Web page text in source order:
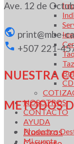
NOSOTROS
CONTACTO
AYUDA
Productos
Mi cuenta
Ave. 12 de
print@mbe-
+507 221-
NUESTRA
METODOS
Nosotros